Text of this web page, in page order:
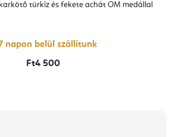
türkiz és fekete achát OM medállal
napon belül szállítunk
Ft4 500